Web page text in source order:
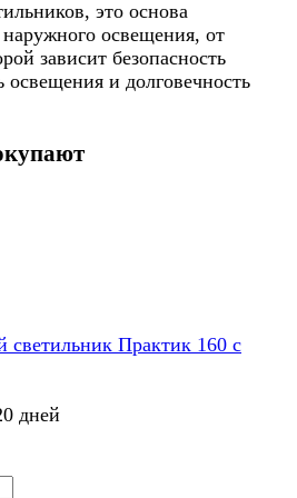
это основа
освещения, от
зависит безопасность
и долговечность
светильник Практик 160 с
дней